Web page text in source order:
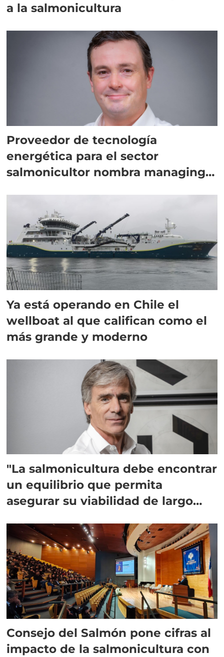
a la salmonicultura
Proveedor de tecnología
energética para el sector
salmonicultor nombra managing
Ya está operando en Chile el
wellboat al que califican como el
más grande y moderno
"La salmonicultura debe encontrar
un equilibrio que permita
asegurar su viabilidad de largo
Consejo del Salmón pone cifras al
impacto de la salmonicultura con